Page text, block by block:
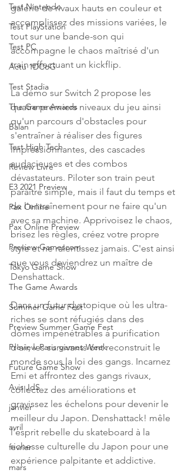
Test Nintendo
Test PlayStation
Test PC
Actu 1DCoG
Test Stadia
The Game Awards
Balan
Test High Tech
Review Livre
E3 2021 Preview
Pax Online
Pax Online Preview
Preview Gamescom
Tokyo Game Show
The Game Awards
Summer Game Fest
Preview Summer Game Fest
Preview Paris games Week
Future Game Show
Avis JdS
janvier
avril
fevrier
mars
galerie de rivaux hauts en couleur et
accomplissez des missions variées, le
tout sur une bande-son qui
accompagne le chaos maîtrisé d'un
train effectuant un kickflip.
La démo sur Switch 2 propose les
quatre premiers niveaux du jeu ainsi
qu'un parcours d'obstacles pour
s'entraîner à réaliser des figures
impressionnantes, des cascades
audacieuses et des combos
dévastateurs. Piloter son train peut
paraître simple, mais il faut du temps et
de l'entraînement pour ne faire qu'un
avec sa machine. Apprivoisez le chaos,
brisez les règles, créez votre propre
style et ne ralentissez jamais. C'est ainsi
que vous deviendrez un maître de
Denshattack.
Dans un futur dystopique où les ultra-
riches se sont réfugiés dans des
dômes impénétrables à purification
d'air, les survivants ont reconstruit le
monde sous la loi des gangs. Incarnez
Emi et affrontez des gangs rivaux,
collectez des améliorations et
gravissez les échelons pour devenir le
meilleur du Japon. Denshattack! mêle
l'esprit rebelle du skateboard à la
richesse culturelle du Japon pour une
expérience palpitante et addictive.